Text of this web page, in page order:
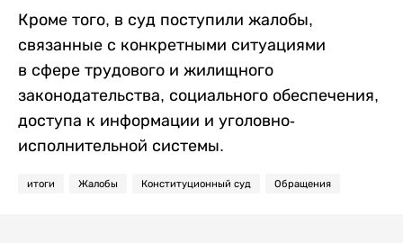
Кроме того, в суд поступили жалобы,
связанные с конкретными ситуациями
в сфере трудового и жилищного
законодательства, социального обеспечения,
доступа к информации и уголовно-
исполнительной системы.
итоги Жалобы Конституционный суд Обращения